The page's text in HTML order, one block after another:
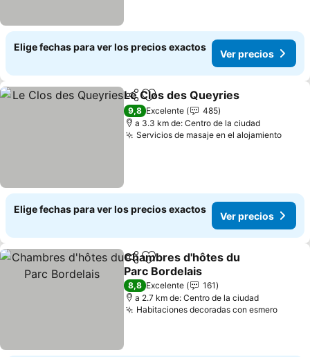
Elige fechas para ver los precios exactos
Ver precios
CompartirAgregar a favoritos
Le Clos des Queyries
9,8 Excelente
485
a 3.3 km de: Centro de la ciudad
Servicios de masaje en el alojamiento
Elige fechas para ver los precios exactos
Ver precios
CompartirAgregar a favoritos
Chambres d'hôtes du
Parc Bordelais
8,8 Excelente
161
a 2.7 km de: Centro de la ciudad
Habitaciones decoradas con esmero